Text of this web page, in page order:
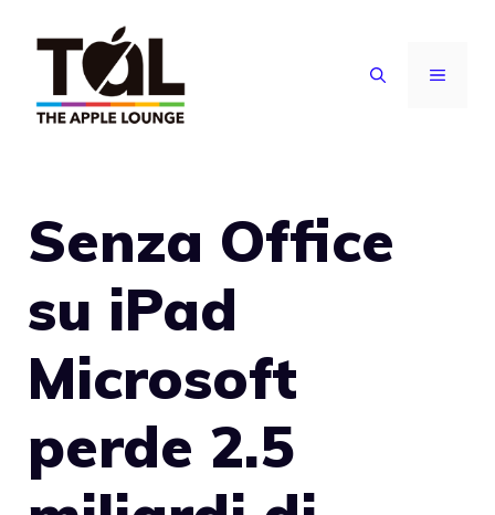
contenuto
MENU
Senza Office
su iPad
Microsoft
perde 2.5